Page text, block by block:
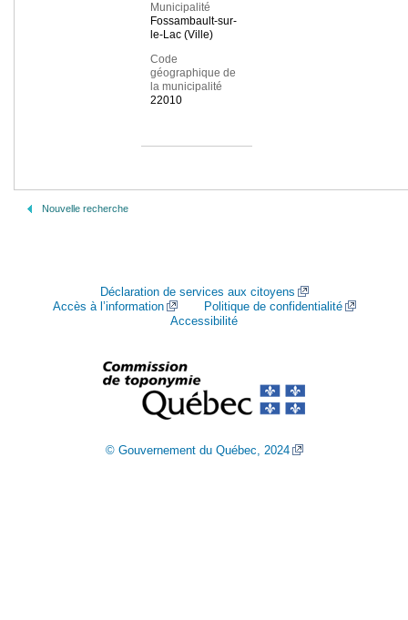
Municipalité
Fossambault-sur-
le-Lac (Ville)
Code
géographique de
la municipalité
22010
Nouvelle recherche
Déclaration de services aux citoyens
Accès à l’information
Politique de confidentialité
Accessibilité
© Gouvernement du Québec, 2024